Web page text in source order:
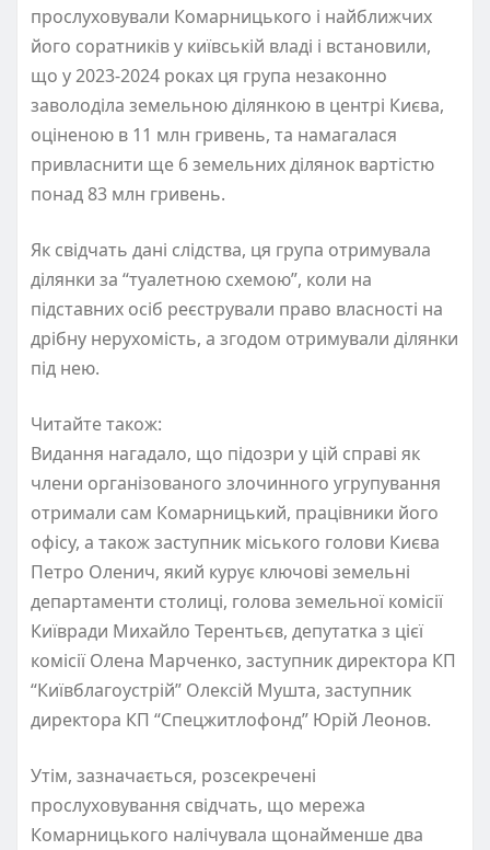
прослуховували Комарницького і найближчих
його соратників у київській владі і встановили,
що у 2023-2024 роках ця група незаконно
заволоділа земельною ділянкою в центрі Києва,
оціненою в 11 млн гривень, та намагалася
привласнити ще 6 земельних ділянок вартістю
понад 83 млн гривень.
Як свідчать дані слідства, ця група отримувала
ділянки за “туалетною схемою”, коли на
підставних осіб реєстрували право власності на
дрібну нерухомість, а згодом отримували ділянки
під нею.
Читайте також:
Видання нагадало, що підозри у цій справі як
члени організованого злочинного угрупування
отримали сам Комарницький, працівники його
офісу, а також заступник міського голови Києва
Петро Оленич, який курує ключові земельні
департаменти столиці, голова земельної комісії
Київради Михайло Терентьєв, депутатка з цієї
комісії Олена Марченко, заступник директора КП
“Київблагоустрій” Олексій Мушта, заступник
директора КП “Спецжитлофонд” Юрій Леонов.
Утім, зазначається, розсекречені
прослуховування свідчать, що мережа
Комарницького налічувала щонайменше два